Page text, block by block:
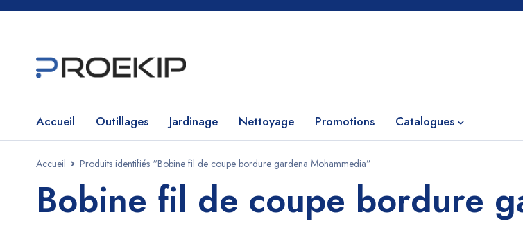
Accueil Outillages Jardinage Nettoyage Promotions Catalogues
Accueil Produits identifiés “Bobine fil de coupe bordure gardena Mohammedia”
Bobine fil de coupe bordure